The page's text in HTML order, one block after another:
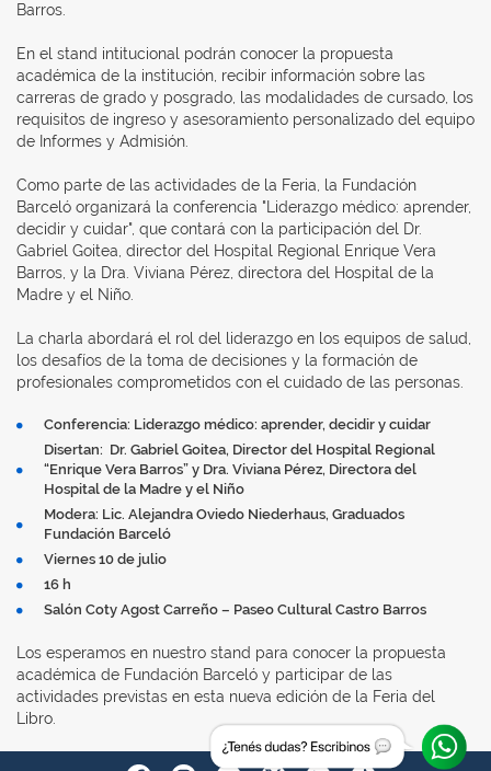
Barros.
En el stand intitucional podrán conocer la propuesta
académica de la institución, recibir información sobre las
carreras de grado y posgrado, las modalidades de cursado, los
requisitos de ingreso y asesoramiento personalizado del equipo
de Informes y Admisión.
Como parte de las actividades de la Feria, la Fundación
Barceló organizará la conferencia "Liderazgo médico: aprender,
decidir y cuidar", que contará con la participación del Dr.
Gabriel Goitea, director del Hospital Regional Enrique Vera
Barros, y la Dra. Viviana Pérez, directora del Hospital de la
Madre y el Niño.
La charla abordará el rol del liderazgo en los equipos de salud,
los desafíos de la toma de decisiones y la formación de
profesionales comprometidos con el cuidado de las personas.
Conferencia: Liderazgo médico: aprender, decidir y cuidar
Disertan: Dr. Gabriel Goitea, Director del Hospital Regional
“Enrique Vera Barros” y Dra. Viviana Pérez, Directora del
Hospital de la Madre y el Niño
Modera: Lic. Alejandra Oviedo Niederhaus, Graduados
Fundación Barceló
Viernes 10 de julio
16 h
Salón Coty Agost Carreño – Paseo Cultural Castro Barros
Los esperamos en nuestro stand para conocer la propuesta
académica de Fundación Barceló y participar de las
actividades previstas en esta nueva edición de la Feria del
Libro.